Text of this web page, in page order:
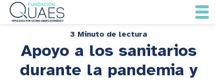
3 Minuto de lectura
Apoyo a los sanitarios
durante la pandemia y